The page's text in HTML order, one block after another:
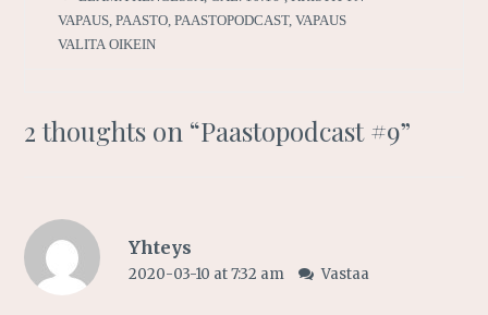
VAPAUS ,PAASTO ,PAASTOPODCAST,VAPAUS
VALITA OIKEIN
2 thoughts on “Paastopodcast #9”
Yhteys
2020-03-10 at 7:32 am Vastaa